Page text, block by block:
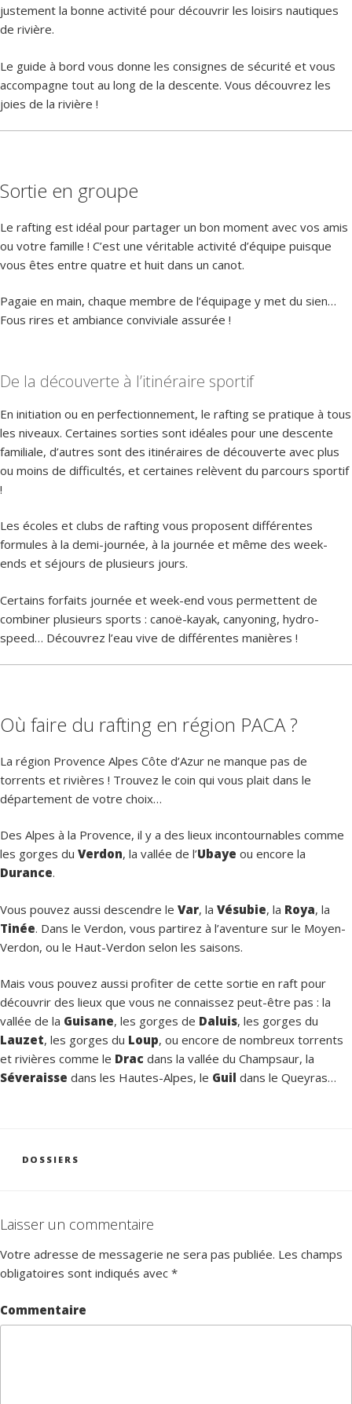
justement la bonne activité pour découvrir les loisirs nautiques
de rivière.
Le guide à bord vous donne les consignes de sécurité et vous
accompagne tout au long de la descente. Vous découvrez les
joies de la rivière !
Sortie en groupe
Le rafting est idéal pour partager un bon moment avec vos amis
ou votre famille ! C’est une véritable activité d’équipe puisque
vous êtes entre quatre et huit dans un canot.
Pagaie en main, chaque membre de l’équipage y met du sien…
Fous rires et ambiance conviviale assurée !
De la découverte à l’itinéraire sportif
En initiation ou en perfectionnement, le rafting se pratique à tous
les niveaux. Certaines sorties sont idéales pour une descente
familiale, d’autres sont des itinéraires de découverte avec plus
ou moins de difficultés, et certaines relèvent du parcours sportif
!
Les écoles et clubs de rafting vous proposent différentes
formules à la demi-journée, à la journée et même des week-
ends et séjours de plusieurs jours.
Certains forfaits journée et week-end vous permettent de
combiner plusieurs sports : canoë-kayak, canyoning, hydro-
speed… Découvrez l’eau vive de différentes manières !
Où faire du rafting en région PACA ?
La région Provence Alpes Côte d’Azur ne manque pas de
torrents et rivières ! Trouvez le coin qui vous plait dans le
département de votre choix…
Des Alpes à la Provence, il y a des lieux incontournables comme
les gorges du Verdon, la vallée de l’Ubaye ou encore la
Durance.
Vous pouvez aussi descendre le Var, la Vésubie, la Roya, la
Tinée. Dans le Verdon, vous partirez à l’aventure sur le Moyen-
Verdon, ou le Haut-Verdon selon les saisons.
Mais vous pouvez aussi profiter de cette sortie en raft pour
découvrir des lieux que vous ne connaissez peut-être pas : la
vallée de la Guisane, les gorges de Daluis, les gorges du
Lauzet, les gorges du Loup, ou encore de nombreux torrents
et rivières comme le Drac dans la vallée du Champsaur, la
Séveraisse dans les Hautes-Alpes, le Guil dans le Queyras…
CATÉGORIES
DOSSIERS
Laisser un commentaire
Votre adresse de messagerie ne sera pas publiée. Les champs
obligatoires sont indiqués avec *
Commentaire